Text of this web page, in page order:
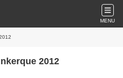
MENU
2012